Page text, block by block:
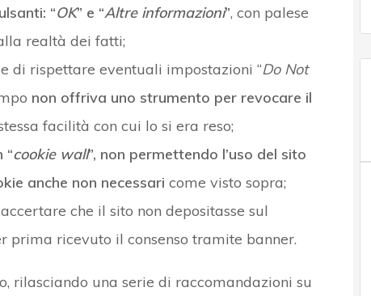
“OK” e “Altre informazioni”, con palese
realtà dei fatti;
di rispettare eventuali impostazioni “Do Not
non offriva uno strumento per revocare il
facilità con cui lo si era reso;
“cookie wall”, non permettendo l’uso del sito
anche non necessari come visto sopra;
che il sito non depositasse sul
prima ricevuto il consenso tramite banner.
rilasciando una serie di raccomandazioni su